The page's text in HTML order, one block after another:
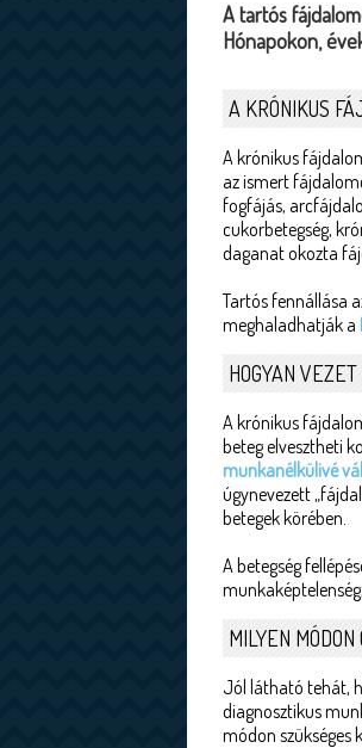
A tartós
Hónapokon,
A KRÓNIKUS
A krónikus
az ismert
fogfájás,
cukorbetegség,
daganat okozta
Tartós fennállása
meghaladhatják a
HOGYAN
A krónikus
beteg elvesztheti
munkanélkülivé
úgynevezett
betegek körében.
A betegség
MILYEN
Jól látható tehát,
diagnosztikus
módon szükséges